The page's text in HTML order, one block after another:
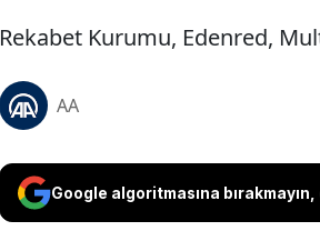
Rekabet Kurumu, Edenred,
AA
Google algoritmasına